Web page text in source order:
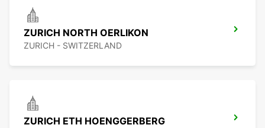
ZURICH NORTH OERLIKON
ZURICH - SWITZERLAND
ZURICH ETH HOENGGERBERG